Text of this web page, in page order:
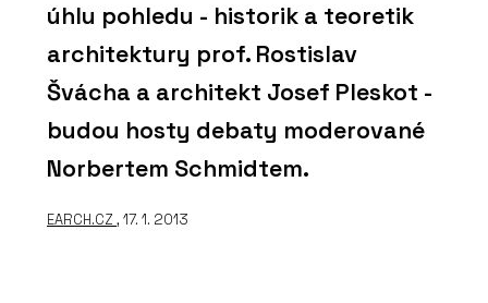
úhlu pohledu - historik a teoretik
architektury prof. Rostislav
Švácha a architekt Josef Pleskot -
budou hosty debaty moderované
Norbertem Schmidtem.
EARCH.CZ , 17. 1. 2013